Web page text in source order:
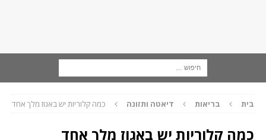
בית בריאות דיאטה ותזונה כמה קלוריות יש באגוז מלך אחד
כמה קלוריות יש באגוז מלך אחד